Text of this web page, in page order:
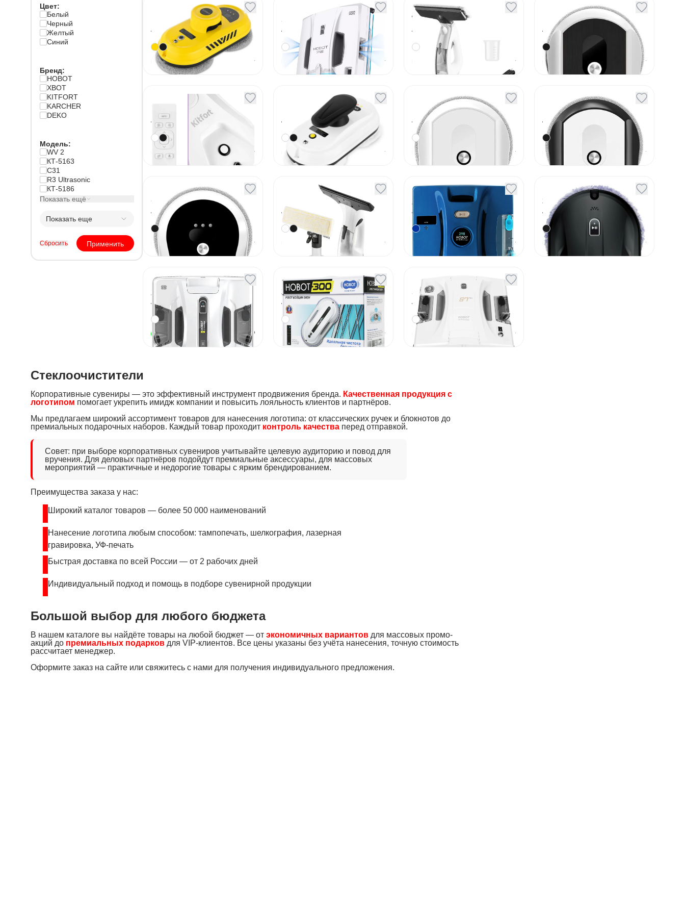
Цвет:
Белый
Черный
Желтый
Синий
Бренд:
HOBOT
XBOT
KITFORT
KARCHER
DEKO
Модель:
WV 2
КТ-5163
С31
R3 Ultrasonic
КТ-5186
Показать ещё
Показать еще
Сбросить Применить
Мойщик окон Kitfort
КТ-5186
Артикул 44133
Под заказ По запросу
Мойщик окон Hobot
SP-10
Артикул
Под заказ По запросу
Мойщик окон Deko
WVC3.7
Артикул 42999
Под заказ По запросу
Мойщик окон Xbot
В21
Артикул 43217
По запросу
Мойщик окон Kitfort
Артикул
Под заказ По запросу
Мойщик окон Kitfort
КТ-5182
Артикул 43294
Под заказ По запросу
Мойщик окон Xbot
В20
Артикул43325
Под заказ По запросу
Мойщик окон Xbot
В22
Артикул43326
Под заказ По запросу
Мойщик окон Xbot
С32
Артикул 43328
Под заказ По запросу
Мойщик окон
Karcher WV 2 Plus
Артикул43705
Под заказ По запросу
Мойщик окон Hobot
298
Артикул 43742
Под заказ По запросу
Мойщик окон Hobot
388
Артикул
По запросу
Мойщик окон Hobot
2S Ultrasonic
Артикул
В наличии от 24 990₽
Мойщик окон Hobot
300
Артикул 44505
Под заказ По запросу
Мойщик окон Hobot
S7 Pro
Артикул 44852
По запросу
Стеклоочистители
Корпоративные сувениры — это эффективный инструмент продвижения бренда. Качественная продукция с
логотипом помогает укрепить имидж компании и повысить лояльность клиентов и партнёров.
Мы предлагаем широкий ассортимент товаров для нанесения логотипа: от классических ручек и блокнотов до
премиальных подарочных наборов. Каждый товар проходит контроль качества перед отправкой.
Совет: при выборе корпоративных сувениров учитывайте целевую аудиторию и повод для
вручения. Для деловых партнёров подойдут премиальные аксессуары, для массовых
мероприятий — практичные и недорогие товары с ярким брендированием.
Преимущества заказа у нас:
Широкий каталог товаров — более 50 000 наименований
Нанесение логотипа любым способом: тампопечать, шелкография, лазерная
гравировка, УФ-печать
Быстрая доставка по всей России — от 2 рабочих дней
Индивидуальный подход и помощь в подборе сувенирной продукции
Большой выбор для любого бюджета
В нашем каталоге вы найдёте товары на любой бюджет — от экономичных вариантов для массовых промо-
акций до премиальных подарков для VIP-клиентов. Все цены указаны без учёта нанесения, точную стоимость
рассчитает менеджер.
Оформите заказ на сайте или свяжитесь с нами для получения индивидуального предложения.